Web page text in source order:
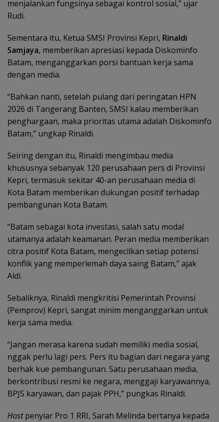
menjalankan fungsinya sebagai kontrol sosial,” ujar
Rudi.
Sementara itu, Ketua SMSI Provinsi Kepri, Rinaldi
Samjaya, memberikan apresiasi kepada Diskominfo
Batam, menganggarkan porsi bantuan kerja sama
dengan media.
“Bahkan nanti, setelah pulang dari peringatan HPN
2026 di Tangerang Banten, SMSI kalau memberikan
penghargaan, maka prioritas utama adalah Diskominfo
Batam,” ungkap Rinaldi.
Seiring dengan itu, Rinaldi mengimbau media
khususnya sebanyak 120 perusahaan pers di Provinsi
Kepri, termasuk sekitar 40-an perusahaan media di
Kota Batam memberikan dukungan positif terhadap
pembangunan Kota Batam.
“Batam sebagai kota investasi, salah satu modal
utamanya adalah keamanan. Peran media memberikan
citra positif Kota Batam, mengecilkan setiap potensi
konflik yang memperlemah daya saing Batam,” ajak
Aldi.
Sebaliknya, Rinaldi mengkritisi Pemerintah Provinsi
(Pemprov) Kepri, sangat minim menganggarkan untuk
kerja sama media.
“Jangan merasa karena sudah memiliki media sosial,
nggak perlu lagi pers. Pers itu bagian dari negara yang
berhak kue pembangunan. Satu perusahaan media,
berkontribusi resmi ke negara, menggaji karyawannya,
BPJS karyawan, dan pajak PPH,” pungkas Rinaldi.
Hostpenyiar Pro 1 RRI, Sarah Melinda bertanya kepada